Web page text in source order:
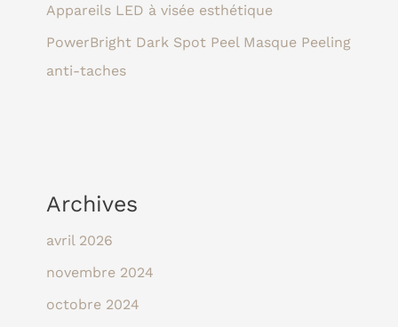
Appareils LED à visée esthétique
PowerBright Dark Spot Peel Masque Peeling
anti-taches
Archives
avril 2026
novembre 2024
octobre 2024